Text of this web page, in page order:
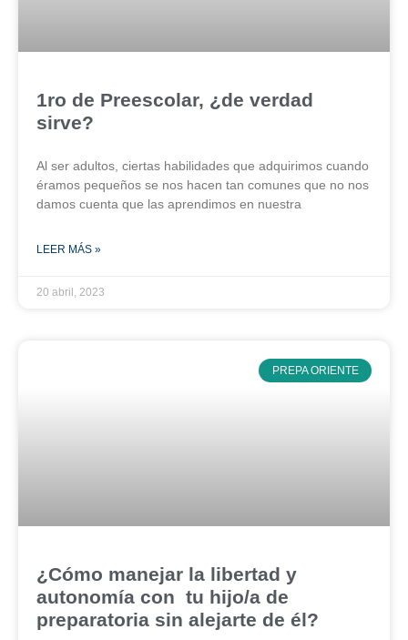
1ro de Preescolar, ¿de verdad
sirve?
Al ser adultos, ciertas habilidades que adquirimos cuando
éramos pequeños se nos hacen tan comunes que no nos
damos cuenta que las aprendimos en nuestra
LEER MÁS »
20 abril, 2023
PREPA ORIENTE
¿Cómo manejar la libertad y
autonomía con tu hijo/a de
preparatoria sin alejarte de él?